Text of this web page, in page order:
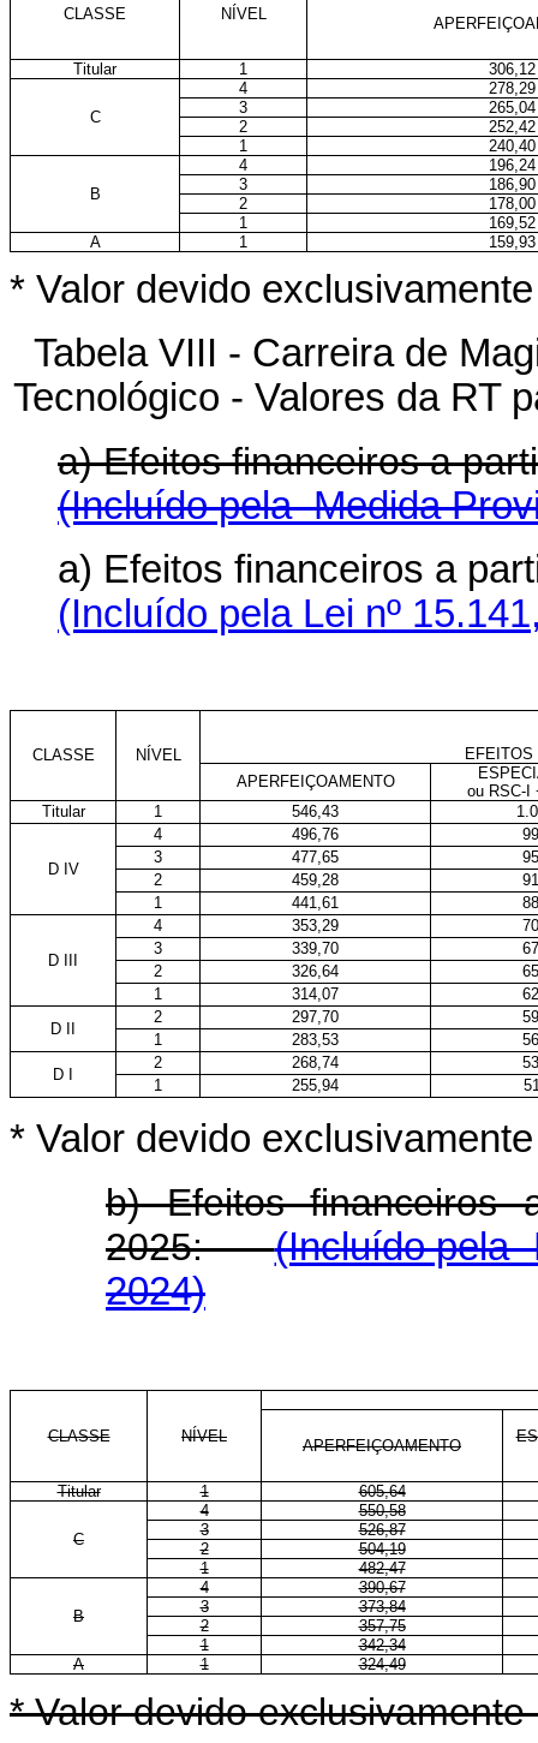
CLASSE NÍVEL
Titular 1 306,12
C
4
278,29
3
265,04
2
252,42
1
240,40
B
4
196,24
3
186,90
2
178,00
1
169,52
A
1 159,93
* Valor devido
Tabela VIII - Carreira de
Tecnológico - Valores da RT
a) Efeitos financeiros a
(Incluído pela Medida
a) Efeitos financeiros a
(Incluído pela Lei nº
CLASSE NÍVEL
EFEITOS
APERFEIÇOAMENTO
ou RSC-I
Titular
1 546,43
D IV
4 496,76
3
477,65
2
459,28
1
441,61
D III
4 353,29
3
339,70
2
326,64
1
314,07
D II
2 297,70
1
283,53
D I
2 268,74
1
255,94
* Valor devido
b) Efeitos
2025:(Incluído pela
2024)
CLASSE NÍVEL
APERFEIÇOAMENTO
Titular 1 605,64
C
4
550,58
3
526,87
2
504,19
1
482,47
B
4
390,67
3
373,84
2
357,75
1
342,34
A
1 324,49
* Valor devido